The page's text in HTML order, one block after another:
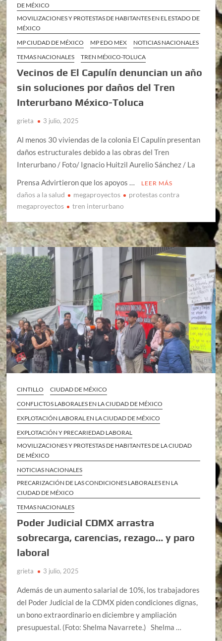
DE MÉXICO
MOVILIZACIONES Y PROTESTAS DE HABITANTES EN EL ESTADO DE
MÉXICO
MP CIUDAD DE MÉXICO
MP EDO MEX
NOTICIAS NACIONALES
TEMAS NACIONALES
TREN MÉXICO-TOLUCA
Vecinos de El Capulín denuncian un año
sin soluciones por daños del Tren
Interurbano México-Toluca
grieta 3 julio, 2025
Al menos 30 viviendas de la colonia El Capulín presentan
daños estructurales debido a las obras del Tren
Interurbano / Foto/ Ignacio Huitzil Aurelio Sánchez / La
Prensa Advirtieron que los apoyos …
LEER MÁS
daños a la salud megaproyectos
protestas contra
megaproyectos
tren interurbano
CINTILLO
CIUDAD DE MÉXICO
CONFLICTOS LABORALES EN LA CIUDAD DE MÉXICO
EXPLOTACIÓN LABORAL EN LA CIUDAD DE MÉXICO
EXPLOTACIÓN Y PRECARIEDAD LABORAL
MOVILIZACIONES Y PROTESTAS DE HABITANTES DE LA CIUDAD
DE MÉXICO
NOTICIAS NACIONALES
PRECARIZACIÓN DE LAS CONDICIONES LABORALES EN LA
CIUDAD DE MÉXICO
TEMAS NACIONALES
Poder Judicial CDMX arrastra
sobrecarga, carencias, rezago… y paro
laboral
grieta 3 julio, 2025
Además de un aumento salarial de 10%, los trabajadores
del Poder Judicial de la CDMX piden condiciones dignas,
un bono extraordinario en diciembre y ampliación
presupuestal. (Foto: Shelma Navarrete.) Shelma …